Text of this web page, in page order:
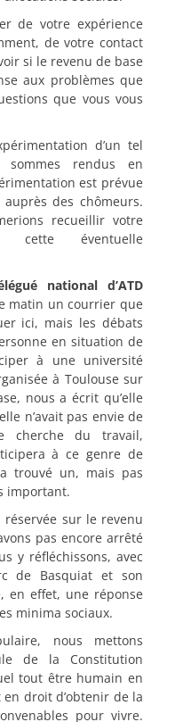
de votre expérience
de votre contact
si le revenu de base
aux problèmes que
que vous vous
d’un tel
sommes rendus en
est prévue
des chômeurs.
recueillir votre
éventuelle
national d’ATD
matin un courrier que
ici, mais les débats
en situation de
à une université
à Toulouse sur
nous a écrit qu’elle
n’avait pas envie de
cherche du travail,
à ce genre de
trouvé un, mais pas
important.
sur le revenu
pas encore arrêté
y réfléchissons, avec
de Basquiat et son
en effet, une réponse
minima sociaux.
nous mettons
de la Constitution
tout être humain en
droit d’obtenir de la
pour vivre.